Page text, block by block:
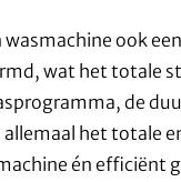
ook
wat het totale
de
het totale
én efficiënt